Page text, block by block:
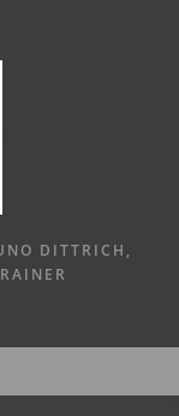
DITTRICH,